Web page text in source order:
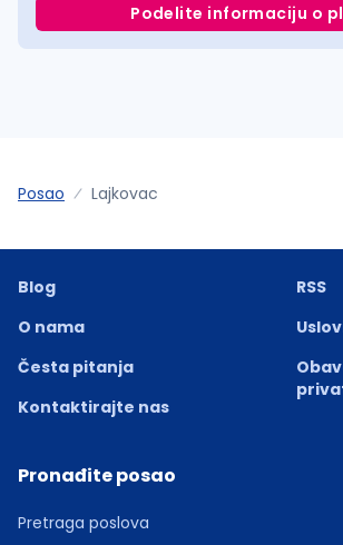
Podelite informaciju o
Posao Lajkovac
Blog
O nama
Česta pitanja
Kontaktirajte nas
RSS
Pronađite posao
Pretraga poslova